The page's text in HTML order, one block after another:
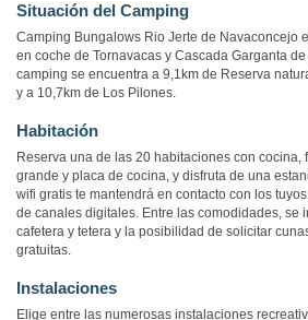
Situación del Camping
Camping Bungalows Rio Jerte de Navaconcejo
en coche de Tornavacas y Cascada Garganta
camping se encuentra a 9,1km de Reserva
y a 10,7km de Los Pilones.
Habitación
Reserva una de las 20 habitaciones con cocina,
grande y placa de cocina, y disfruta de una
wifi gratis te mantendrá en contacto con los
de canales digitales. Entre las comodidades, se
cafetera y tetera y la posibilidad de solicitar
gratuitas.
Instalaciones
Elige entre las numerosas instalaciones